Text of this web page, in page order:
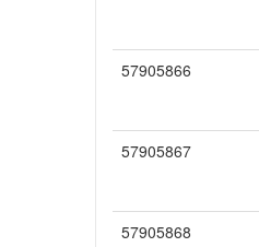
57905866
57905867
57905868